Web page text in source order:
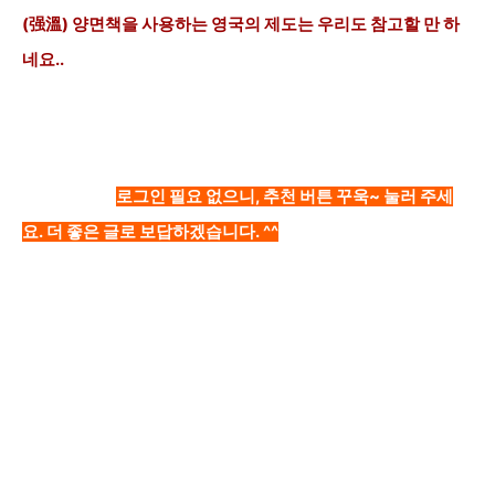
(强溫) 양면책을 사용하는 영국의 제도는 우리도 참고할 만 하
네요..
로그인 필요 없으니, 추천 버튼 꾸욱~ 눌러 주세
요. 더 좋은 글로 보답하겠습니다. ^^